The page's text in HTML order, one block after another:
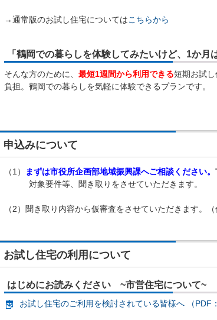
→通常版のお試し住宅についてはこちらから
「鶴岡での暮らしを体験してみたいけど、1か月
そんな方のために、 最短1週間から利用できる短期お試
負担。鶴岡での暮らしを気軽に体験できるプランです。
申込みについて
（1） まずは市役所企画部地域振興課へご相談ください。
対象要件等、聞き取りをさせていただきます。
（2）聞き取り内容から仮審査をさせていただきます。
お試し住宅の利用について
はじめにお読みください ~市営住宅について~
お試し住宅のご利用を検討されている皆様へ （PDF